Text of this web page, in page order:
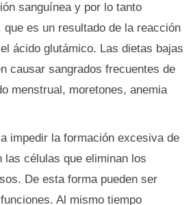
sanguínea y por lo tanto
que es un resultado de la reacción
ácido glutámico. Las dietas bajas
causar sangrados frecuentes de
menstrual, moretones, anemia
impedir la formación excesiva de
las células que eliminan los
De esta forma pueden ser
Al mismo tiempo